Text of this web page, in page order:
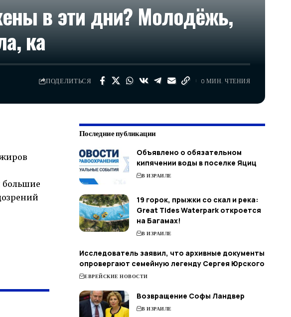
в эти дни? Молодёжь,
ка
ПОДЕЛИТЬСЯ 0 МИН. ЧТЕНИЯ
большие
Последние публикации
Объявлено о обязательном
кипячении воды в поселке Яциц
В ИЗРАИЛЕ
19 горок, прыжки со скал и река:
Great Tides Waterpark откроется
на Багамах!
В ИЗРАИЛЕ
Исследователь заявил, что архивные документы
опровергают семейную легенду Сергея Юрского
ЕВРЕЙСКИЕ НОВОСТИ
Возвращение Софы Ландвер
В ИЗРАИЛЕ